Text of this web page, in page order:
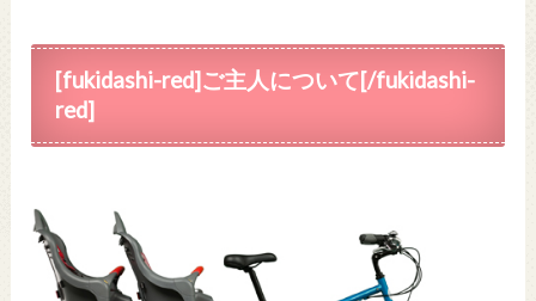
[fukidashi-red]ご主人について[/fukidashi-
red]